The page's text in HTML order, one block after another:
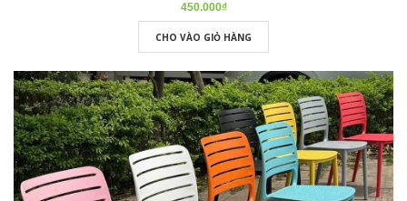
450.000₫
CHO VÀO GIỎ HÀNG